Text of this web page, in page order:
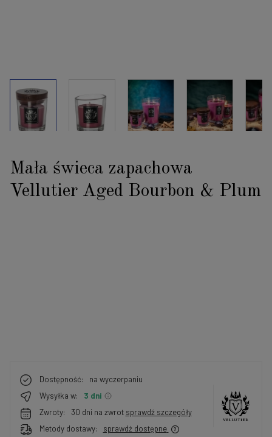
Mała świeca zapachowa
Vellutier Aged Bourbon & Plum
Dostępność:
na wyczerpaniu
Wysyłka w:
3 dni
Zwroty:
30 dni na zwrot sprawdź szczegóły
Metody dostawy:
sprawdź dostępne